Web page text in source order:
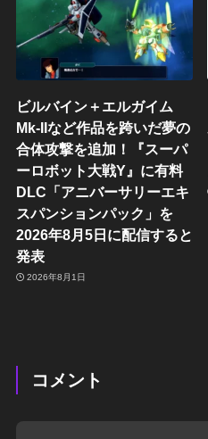
ビルバイン＋エルガイム
Mk-IIなど作品を跨いだ夢の
合体攻撃を追加！『スーパ
ーロボット大戦Y』に有料
DLC「アニバーサリーエキ
スパンションパック」を
2026年8月5日に配信すると
発表
2026年8月1日
コメント